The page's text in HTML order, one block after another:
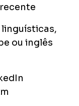
linguísticas,
ou inglês